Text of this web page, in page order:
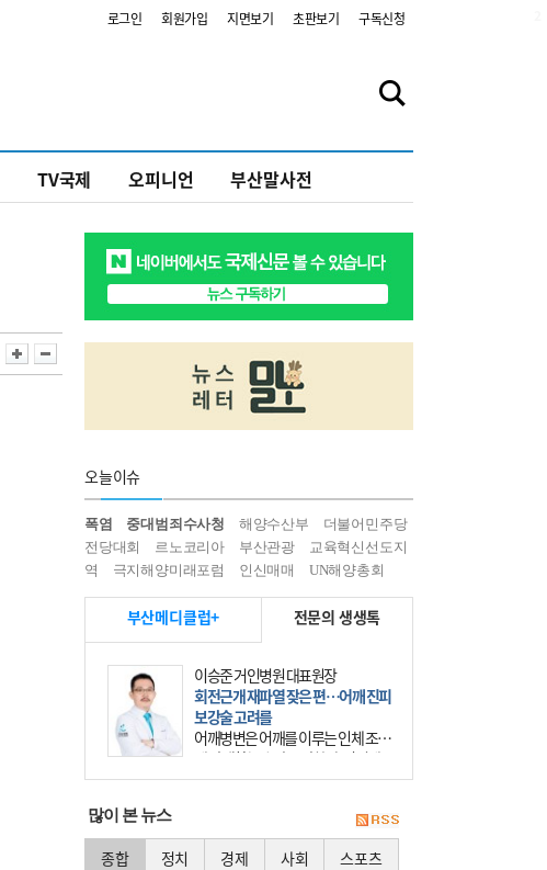
로그인 회원가입 지면보기 초판보기 구독신청
TV국제 오피니언 부산말사전
오늘이슈
폭염 중대범죄수사청 해양수산부
더불어민주당
전당대회
르노코리아 부산관광
교육혁신선도지
역
극지해양미래포럼 인신매매 UN해양총회
부산메디클럽+ 전문의 생생톡
이승준 거인병원 대표원장
회전근개 재파열 잦은 편…어깨 진피
보강술 고려를
어깨병변은 어깨를 이루는 인체 조직
에 발생하는 손상을 말한다. 여기에
는 오십견과 회전근개 증후군, 어깨
많이 본 뉴스
종합 정치 경제 사회 스포츠